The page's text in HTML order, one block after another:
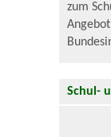
zum
Schul-